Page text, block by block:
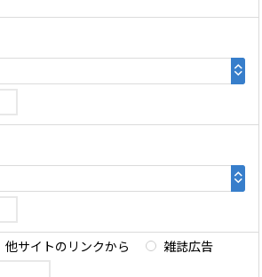
他サイトのリンクから
雑誌広告